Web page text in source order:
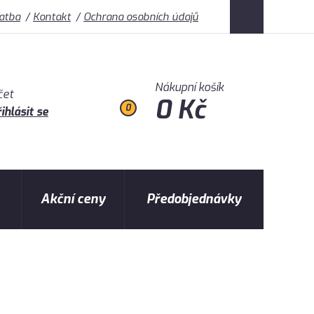
Kontakt Ochrana osobních údajů
se
0
Nákupní košík
0 Kč
Akční ceny Předobjednávky